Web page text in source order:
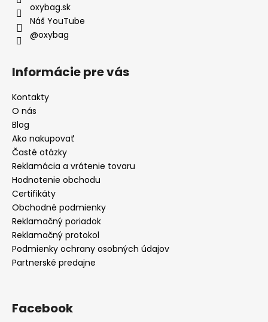
oxybag.sk
Náš YouTube
@oxybag
Informácie pre vás
Kontakty
O nás
Blog
Ako nakupovať
Časté otázky
Reklamácia a vrátenie tovaru
Hodnotenie obchodu
Certifikáty
Obchodné podmienky
Reklamačný poriadok
Reklamačný protokol
Podmienky ochrany osobných údajov
Partnerské predajne
Facebook